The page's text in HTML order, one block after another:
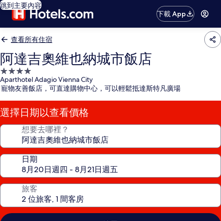
跳到主要內容
下載 App
查看所有住宿
阿達吉奧維也納城市飯店
4.0
星
級
住
宿
Aparthotel Adagio Vienna City
寵物友善飯店，可直達購物中心，可以輕鬆抵達斯特凡廣場
選擇日期以查看價格
想要去哪裡？
日期
旅客